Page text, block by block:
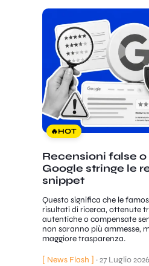
🔥HOT
Recensioni false
Google stringe le
snippet
Questo significa che le
risultati di ricerca, ottenute
autentiche o compensate
non saranno più ammesse,
maggiore trasparenza.
[ News Flash ] ·27 Luglio 2026